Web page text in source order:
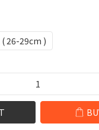
( 26-29cm )